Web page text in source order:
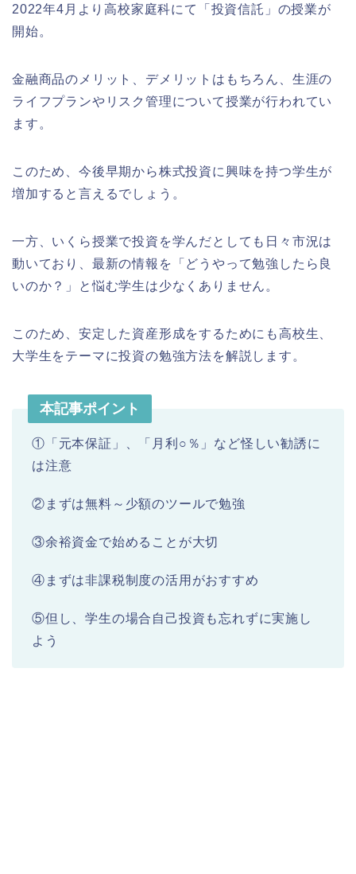
2022年4月より高校家庭科にて「投資信託」の授業が
開始。
金融商品のメリット、デメリットはもちろん、生涯の
ライフプランやリスク管理について授業が行われてい
ます。
このため、今後早期から株式投資に興味を持つ学生が
増加すると言えるでしょう。
一方、いくら授業で投資を学んだとしても日々市況は
動いており、最新の情報を「どうやって勉強したら良
いのか？」と悩む学生は少なくありません。
このため、安定した資産形成をするためにも高校生、
大学生をテーマに投資の勉強方法を解説します。
本記事ポイント
①「元本保証」、「月利○％」など怪しい勧誘に
は注意
②まずは無料～少額のツールで勉強
③余裕資金で始めることが大切
④まずは非課税制度の活用がおすすめ
⑤但し、学生の場合自己投資も忘れずに実施し
よう